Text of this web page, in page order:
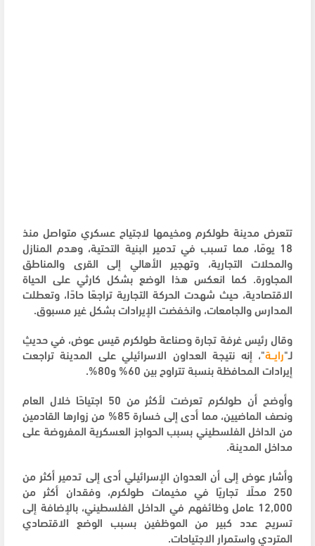
تتعرض مدينة طولكرم ومخيمها لاجتياح عسكري متواصل منذ
18 يومًا، مما تسبب في تدمير البنية التحتية، وهدم المنازل
والمحلات التجارية، وتهجير الأهالي إلى القرى والمناطق
المجاورة. كما انعكس هذا الوضع بشكل كارثي على الحياة
الاقتصادية، حيث شهدت الحركة التجارية تراجعًا حادًا، وتعطلت
المدارس والجامعات، وانخفضت الإيرادات بشكل غير مسبوق.
وقال رئيس غرفة تجارة وصناعة طولكرم قيس عوض، في حديثٍ
لـ"رايــة"، إنه نتيجة العداون الاسرائيلي على المدينة تراجعت
إيرادات المحافظة بنسبة تتراوح بين 60% و80%.
وأوضح أن طولكرم تعرضت لأكثر من 50 اجتياحًا خلال العام
ونصف الماضيين، مما أدى إلى خسارة 85% من زوارها القادمين
من الداخل الفلسطيني بسبب الحواجز العسكرية المفروضة على
مداخل المدينة.
وأشار عوض إلى أن العدوان الإسرائيلي أدى إلى تدمير أكثر من
250 محلًا تجاريًا في مخيمات طولكرم، وفقدان أكثر من
12,000 عامل وظائفهم في الداخل الفلسطيني، بالإضافة إلى
تسريح عدد كبير من الموظفين بسبب الوضع الاقتصادي
المتردي واستمرار الاجتياحات.